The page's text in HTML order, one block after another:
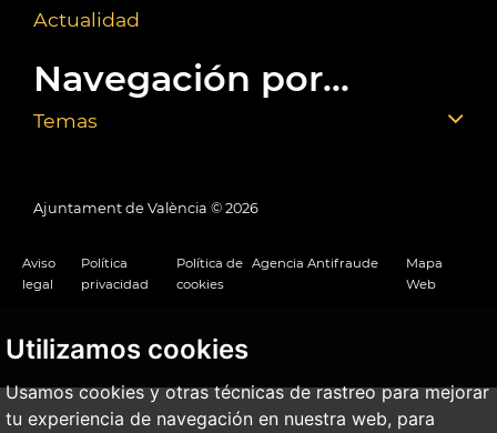
Utilizamos cookies
Usamos cookies y otras técnicas de rastreo para mejorar
tu experiencia de navegación en nuestra web, para
Actualidad
Navegación por...
Temas
Ajuntament de València © 2026
Aviso
legal
Política
privacidad
Política de
cookies
Agencia Antifraude
Mapa
Web